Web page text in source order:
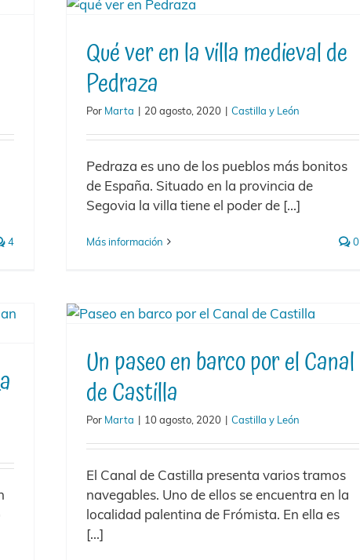
4
Qué ver en la villa medieval de
Pedraza
Por Marta | 20 agosto, 2020 | Castilla y León
Pedraza es uno de los pueblos más bonitos
de España. Situado en la provincia de
Segovia la villa tiene el poder de [...]
Más información 0
Un paseo en barco por el Canal
de Castilla
Por Marta | 10 agosto, 2020 | Castilla y León
El Canal de Castilla presenta varios tramos
navegables. Uno de ellos se encuentra en la
localidad palentina de Frómista. En ella es
[...]